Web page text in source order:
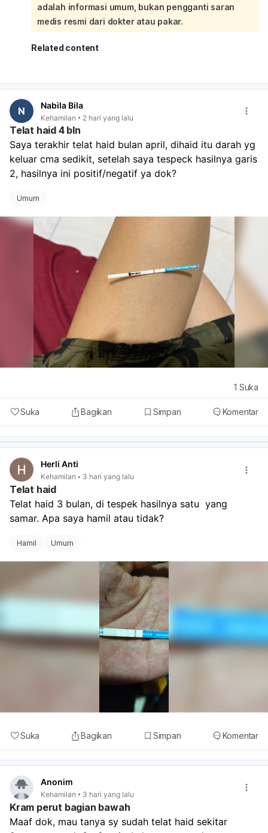
periksa ke dokter untuk memastikan dengan tes darah
dan USG. Jika haid masih terlambat dan hasil tetap
samar, pemeriksaan lanjutan lebih dianjurkan.
adalah informasi umum, bukan pengganti saran
medis resmi dari dokter atau pakar.
Related content
N Nabila Bila
Kehamilan 2 hari yang lalu
Telat haid 4 bln
Saya terakhir telat haid bulan april, dihaid itu darah yg
keluar cma sedikit, setelah saya tespeck hasilnya garis
2, hasilnya ini positif/negatif ya dok?
Umum
Suka Bagikan Simpan Komentar
1 Suka
Herli Anti
Kehamilan 3 hari yang lalu
Telat haid
Telat haid 3 bulan, di tespek hasilnya satu  yang
samar. Apa saya hamil atau tidak?
Hamil Umum
Suka Bagikan Simpan Komentar
Anonim
Kehamilan 3 hari yang lalu
Kram perut bagian bawah
Maaf dok, mau tanya sy sudah telat haid sekitar